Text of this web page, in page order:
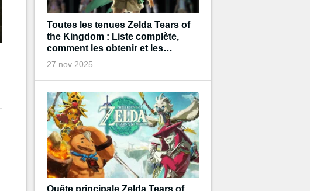
Toutes les tenues Zelda Tears of
the Kingdom : Liste complète,
comment les obtenir et les
améliorer ?
27 nov 2025
Quête principale Zelda Tears of